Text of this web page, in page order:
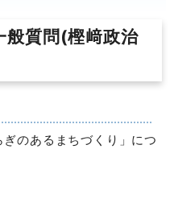
質問(樫﨑政治
ぎのあるまちづくり」につ